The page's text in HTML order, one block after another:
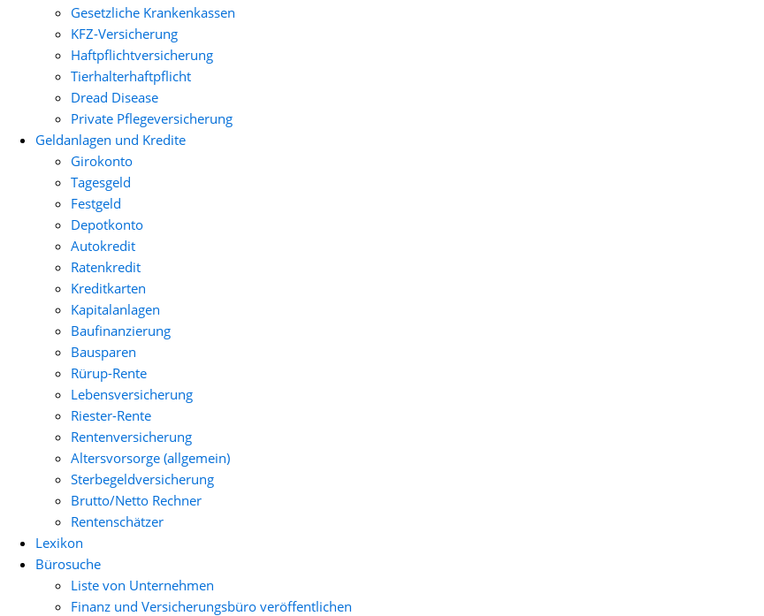
Gesetzliche Krankenkassen
KFZ-Versicherung
Haftpflichtversicherung
Tierhalterhaftpflicht
Dread Disease
Private Pflegeversicherung
Geldanlagen und Kredite
Girokonto
Tagesgeld
Festgeld
Depotkonto
Autokredit
Ratenkredit
Kreditkarten
Kapitalanlagen
Baufinanzierung
Bausparen
Rürup-Rente
Lebensversicherung
Riester-Rente
Rentenversicherung
Altersvorsorge (allgemein)
Sterbegeldversicherung
Brutto/Netto Rechner
Rentenschätzer
Lexikon
Bürosuche
Liste von Unternehmen
Finanz und Versicherungsbüro veröffentlichen